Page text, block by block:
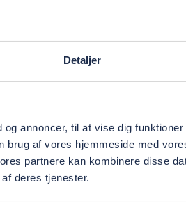
Detaljer
annoncer, til at vise dig
af vores hjemmeside med
partnere kan kombinere disse
deres tjenester.